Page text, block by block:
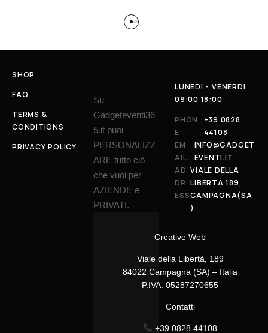
SHOP
FAQ
TERMS &
CONDITIONS
PRIVACY POLICY
Su
Gadgeteventi36
5.it puoi
PERSONALIZZ
ARE tutto ciò
che vuoi per
AZIENDE e
PRIVATI.
Creative Web
Viale della Libertà, 189
84022 Campagna (SA) – Italia
P.IVA: 05287270655
Contatti
+39 0828 44108
LUNEDI - VENERDI
09:00 18:00
PHON
E:
+39 0828
44108
EM
AIL:
INFO@GADGET
EVENTI.IT
AD
DR
ESS
:
VIALE DELLA
LIBERTÀ 189,
CAMPAGNA(SA
)